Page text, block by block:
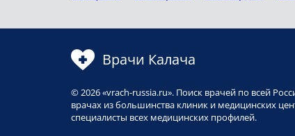
Врачи Калача
© 2026 «vrach-russia.ru». Поиск врачей по всей
врачах из большинства клиник и медицинских
специалисты всех медицинских профилей.